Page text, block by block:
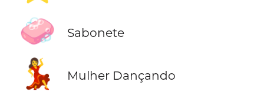
🧼 Sabonete
💃 Mulher Dançando